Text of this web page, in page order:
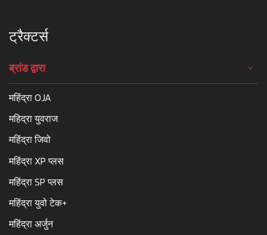
ट्रैक्टर्स
ब्रांड द्वारा
महिंद्रा OJA
महिद्रा युवराज
महिंद्रा जिवो
महिंद्रा XP प्लस
महिंद्रा SP प्लस
महिंद्रा युवो टेक+
महिंद्रा अर्जुन